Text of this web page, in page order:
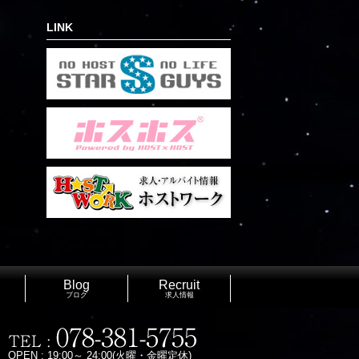
LINK
Blog
ブログ
Recruit
求人情報
OPEN : 19:00～ 24:00(火曜・金曜定休)